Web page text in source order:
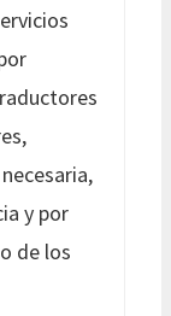
y por
de los